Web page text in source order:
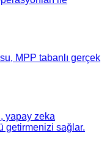
MPP tabanlı gerçek
yapay zeka
getirmenizi sağlar.